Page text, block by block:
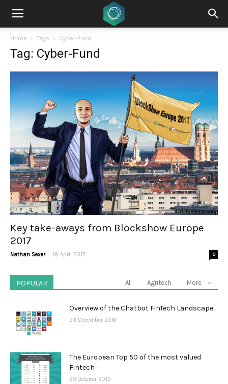
Home Tags Cyber-Fund
Tag: Cyber-Fund
Key take-aways from Blockshow Europe
2017
Nathan Sexer - 18 April 2017 0
POPULAR All Agritech More
Overview of the Chatbot FinTech Landscape
23 December 2016
The European Top 50 of the most valued
Fintech
29 October 2019